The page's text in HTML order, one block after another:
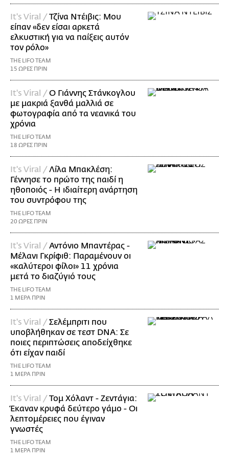
It's Viral / Τζίνα Ντέιβις: Μου
είπαν «δεν είσαι αρκετά
ελκυστική για να παίξεις αυτόν
τον ρόλο»
THE LIFO TEAM
15 ΩΡΕΣ ΠΡΙΝ
It's Viral / Ο Γιάννης Στάνκογλου
με μακριά ξανθά μαλλιά σε
φωτογραφία από τα νεανικά του
χρόνια
THE LIFO TEAM
18 ΩΡΕΣ ΠΡΙΝ
It's Viral / Λίλα Μπακλέση:
Γέννησε το πρώτο της παιδί η
ηθοποιός - Η ιδιαίτερη ανάρτηση
του συντρόφου της
THE LIFO TEAM
20 ΩΡΕΣ ΠΡΙΝ
It's Viral / Αντόνιο Μπαντέρας -
Μέλανι Γκρίφιθ: Παραμένουν οι
«καλύτεροι φίλοι» 11 χρόνια
μετά το διαζύγιό τους
THE LIFO TEAM
1 ΜΕΡΑ ΠΡΙΝ
It's Viral / Σελέμπριτι που
υποβλήθηκαν σε τεστ DNA: Σε
ποιες περιπτώσεις αποδείχθηκε
ότι είχαν παιδί
THE LIFO TEAM
1 ΜΕΡΑ ΠΡΙΝ
It's Viral / Τομ Χόλαντ - Ζεντάγια:
Έκαναν κρυφά δεύτερο γάμο - Οι
λεπτομέρειες που έγιναν
γνωστές
THE LIFO TEAM
1 ΜΕΡΑ ΠΡΙΝ